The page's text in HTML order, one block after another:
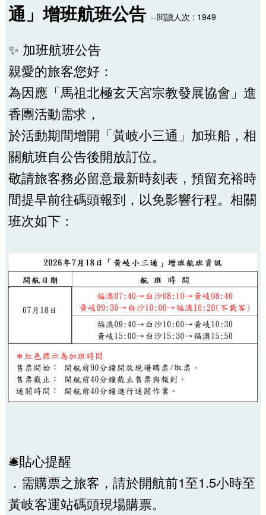
通」增班航班公告 --閱讀人次 : 1949
✨ 加班航班公告
親愛的旅客您好：
為因應「馬祖北極玄天宮宗教發展協會」進
香團活動需求，
於活動期間增開「黃岐小三通」加班船，相
關航班自公告後開放訂位。
敬請旅客務必留意最新時刻表，預留充裕時
間提早前往碼頭報到，以免影響行程。相關
班次如下：
🛎貼心提醒
．需購票之旅客，請於開航前1至1.5小時至
黃岐客運站碼頭現場購票。